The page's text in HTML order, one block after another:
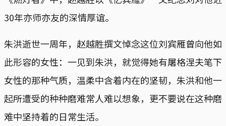
30年亦师亦友的深情厚谊。
朱洪逝世一周年，赵越胜撰文悼念这位刘宾雁曾向他如
此形容的女性：一见到朱洪，就觉得她有屠格涅夫笔下
女性的那种气质，温柔中含着内在的坚韧，朱洪和他一
起所遭受的种种磨难常人难以想象，更不要说在这种磨
难中坚持着的日常生活。